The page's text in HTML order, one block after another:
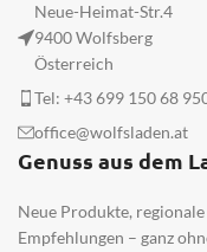
Neue-Heimat-Str.4
9400 Wolfsberg
Österreich
Tel: +43 699 150 68
office@wolfsladen.at
Genuss aus dem
Neue Produkte,
Empfehlungen – ganz